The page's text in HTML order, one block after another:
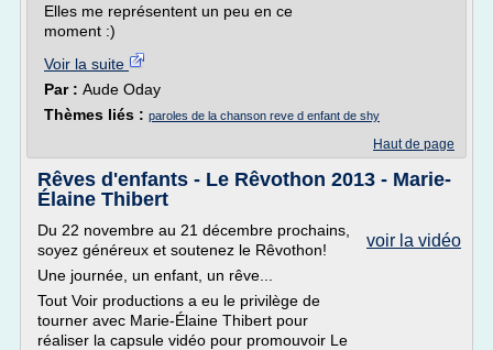
Elles me représentent un peu en ce
moment :)
Voir la suite
Par : Aude Oday
Thèmes liés : paroles de la chanson reve d enfant de shy
Haut de page
Rêves d'enfants - Le Rêvothon 2013 - Marie-
Élaine Thibert
voir la vidéo
Du 22 novembre au 21 décembre prochains,
soyez généreux et soutenez le Rêvothon!
Une journée, un enfant, un rêve...
Tout Voir productions a eu le privilège de
tourner avec Marie-Élaine Thibert pour
réaliser la capsule vidéo pour promouvoir Le